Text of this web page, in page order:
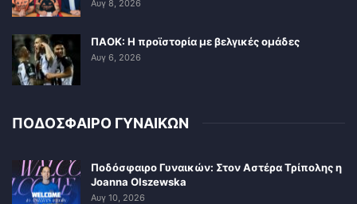
Αυγ 8, 2026
ΠΑΟΚ: Η προϊστορία με βελγικές ομάδες
Αυγ 6, 2026
ΠΟΔΟΣΦΑΙΡΟ ΓΥΝΑΙΚΩΝ
Ποδόσφαιρο Γυναικών: Στον Αστέρα Τρίπολης η
Joanna Olszewska
Αυγ 10, 2026